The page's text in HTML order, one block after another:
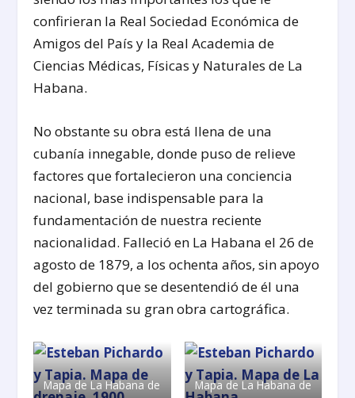
confirieran la Real Sociedad Económica de
Amigos del País y la Real Academia de
Ciencias Médicas, Físicas y Naturales de La
Habana.
No obstante su obra está llena de una
cubanía innegable, donde puso de relieve
factores que fortalecieron una conciencia
nacional, base indispensable para la
fundamentación de nuestra reciente
nacionalidad. Falleció en La Habana el 26 de
agosto de 1879, a los ochenta años, sin apoyo
del gobierno que se desentendió de él una
vez terminada su gran obra cartográfica.
Mapa de La Habana de
Mapa de La Habana de